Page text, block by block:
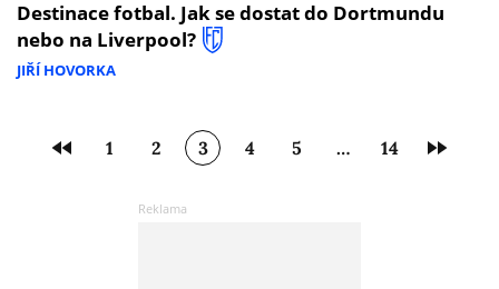
Destinace fotbal. Jak se dostat do Dortmundu
nebo na Liverpool?
JIŘÍ HOVORKA
1 2 3 4 5 … 14